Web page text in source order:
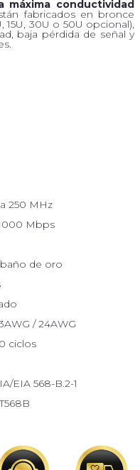
máxima conductividad
fabricados en bronce
30U o 50U opcional),
baja pérdida de señal y
250 MHz
Mbps
de oro
/ 24AWG
ciclos
EIA 568-B.2-1